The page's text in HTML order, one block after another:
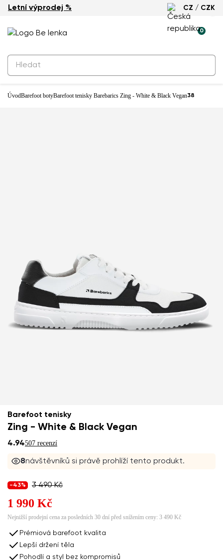
Letní výprodej % CZ / CZK
0
ÚvodBarefoot botyBarefoot tenisky Barebarics Zing - White & Black Vegan38
-43%
Barefoot tenisky
Zing - White & Black Vegan
4.94507 recenzí
8návštěvníků si právě prohlíží tento produkt.
-43% 3 490 Kč
1 990 Kč
Nejnižší prodejní cena za posledních 30 dní před snížením ceny: 3 490 Kč
Prémiová barefoot kvalita
Lepší držení těla
Pohodlí a styl bez kompromisů